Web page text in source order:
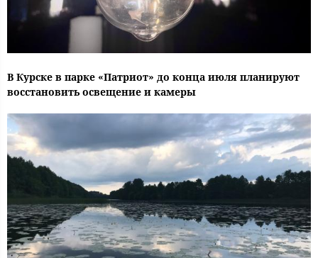
В Курске в парке «Патриот» до конца июля планируют
восстановить освещение и камеры